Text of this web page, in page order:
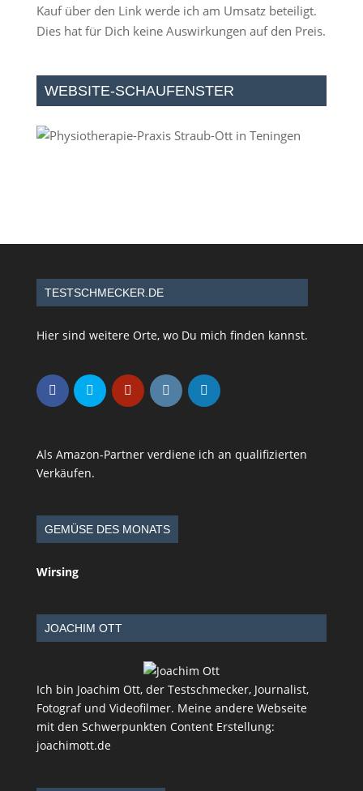
Kauf über den Link werde ich am Umsatz beteiligt.
Dies hat für Dich keine Auswirkungen auf den Preis.
WEBSITE-SCHAUFENSTER
TESTSCHMECKER.DE
Hier sind weitere Orte, wo Du mich finden kannst.
Als Amazon-Partner verdiene ich an qualifizierten
Verkäufen.
GEMÜSE DES MONATS
Wirsing
JOACHIM OTT
Ich bin Joachim Ott, der Testschmecker, Journalist,
Fotograf und Videofilmer. Meine andere Webseite
mit den Schwerpunkten Content Erstellung:
joachimott.de